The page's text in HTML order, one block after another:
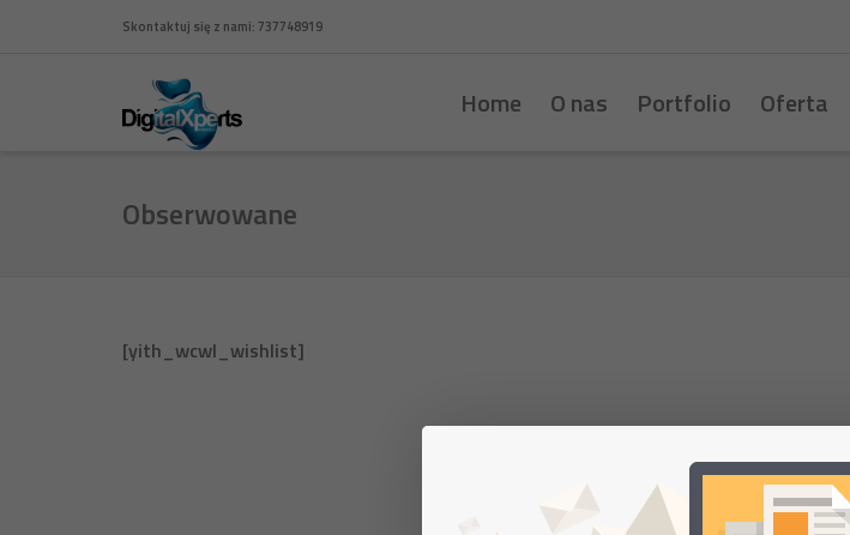
Skontaktuj się z nami: 737748919
Home O nas Portfolio Oferta
Obserwowane
[yith_wcwl_wishlist]